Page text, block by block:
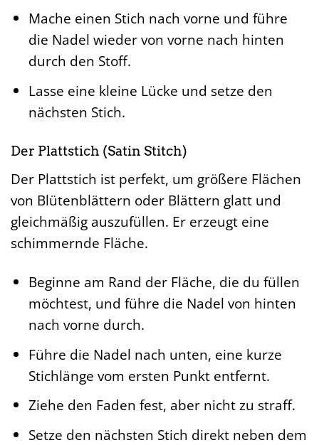
Mache einen Stich nach vorne und führe
die Nadel wieder von vorne nach hinten
durch den Stoff.
Lasse eine kleine Lücke und setze den
nächsten Stich.
Der Plattstich (Satin Stitch)
Der Plattstich ist perfekt, um größere Flächen
von Blütenblättern oder Blättern glatt und
gleichmäßig auszufüllen. Er erzeugt eine
schimmernde Fläche.
Beginne am Rand der Fläche, die du füllen
möchtest, und führe die Nadel von hinten
nach vorne durch.
Führe die Nadel nach unten, eine kurze
Stichlänge vom ersten Punkt entfernt.
Ziehe den Faden fest, aber nicht zu straff.
Setze den nächsten Stich direkt neben dem